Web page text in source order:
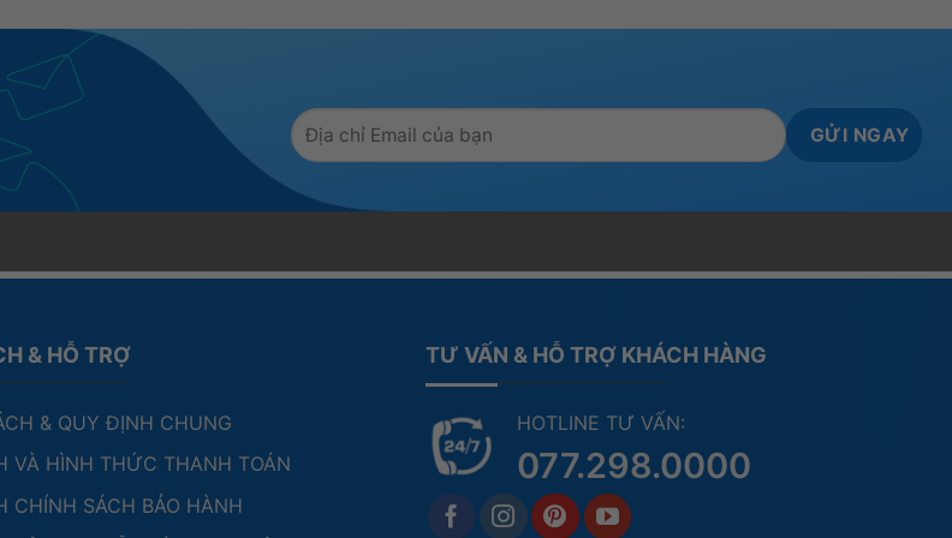
& HỖ TRỢ
& QUY ĐỊNH CHUNG
VÀ HÌNH THỨC THANH TOÁN
CHÍNH SÁCH BẢO HÀNH
TƯ VẤN & HỖ TRỢ KHÁCH HÀNG
HOTLINE TƯ VẤN:
077.298.0000